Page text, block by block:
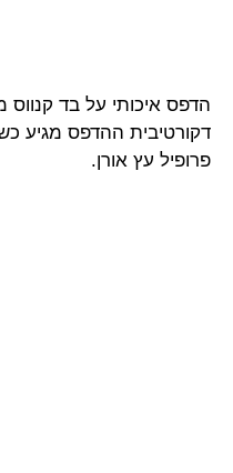
הדפס איכותי על בד
דקורטיבית ההדפס מגיע
פרופיל עץ אורן.